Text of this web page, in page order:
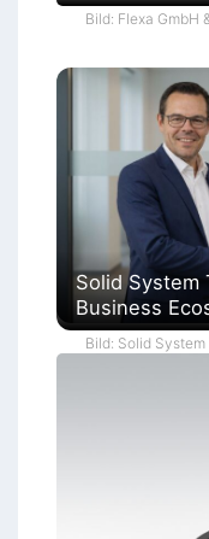
Bild: Flexa GmbH
Solid System
Business
Bild: Solid System